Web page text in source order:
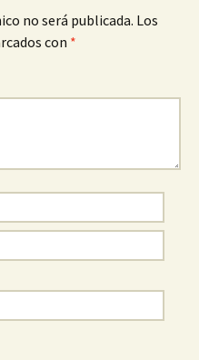
no será publicada. Los
con *